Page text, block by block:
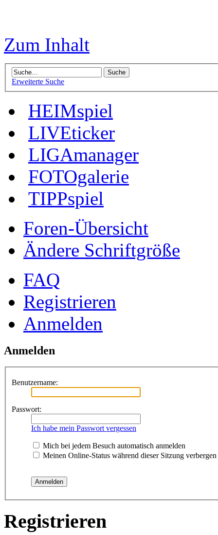
Zum Inhalt
Erweiterte Suche
HEIMspiel
LIVEticker
LIGAmanager
FOTOgalerie
TIPPspiel
Foren-Übersicht
Ändere Schriftgröße
FAQ
Registrieren
Anmelden
Anmelden
Benutzername:
Passwort:
Ich habe mein Passwort vergessen
Mich bei jedem Besuch automatisch anmelden
Meinen Online-Status während dieser Sitzung verbergen
Registrieren